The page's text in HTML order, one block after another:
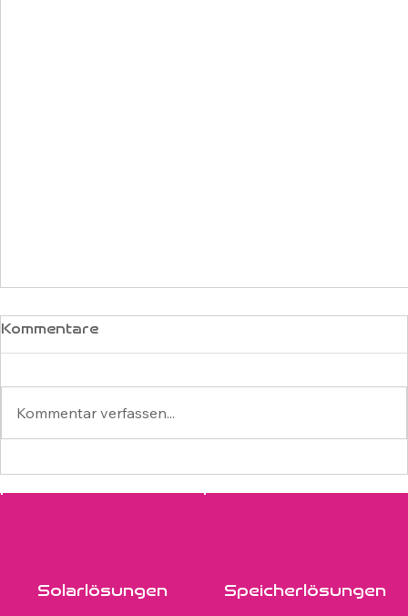
Solarlösungen Speicherlösungen
exponentiellen Wandel
Kommentare
Kommentar verfassen...